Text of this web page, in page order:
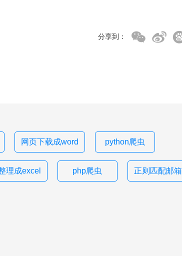
分享到：
网页下载成word python爬虫
理成excel php爬虫 正则匹配邮箱